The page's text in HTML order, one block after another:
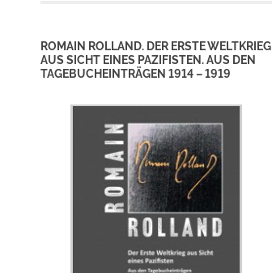
ROMAIN ROLLAND. DER ERSTE WELTKRIEG
AUS SICHT EINES PAZIFISTEN. AUS DEN
TAGEBUCHEINTRÄGEN 1914 – 1919